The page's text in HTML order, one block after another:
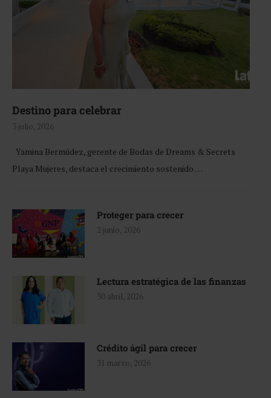
Destino para celebrar
3 julio, 2026
Yamina Bermúdez, gerente de Bodas de Dreams & Secrets
Playa Mujeres, destaca el crecimiento sostenido …
Proteger para crecer
2 junio, 2026
Lectura estratégica de las finanzas
30 abril, 2026
Crédito ágil para crecer
31 marzo, 2026